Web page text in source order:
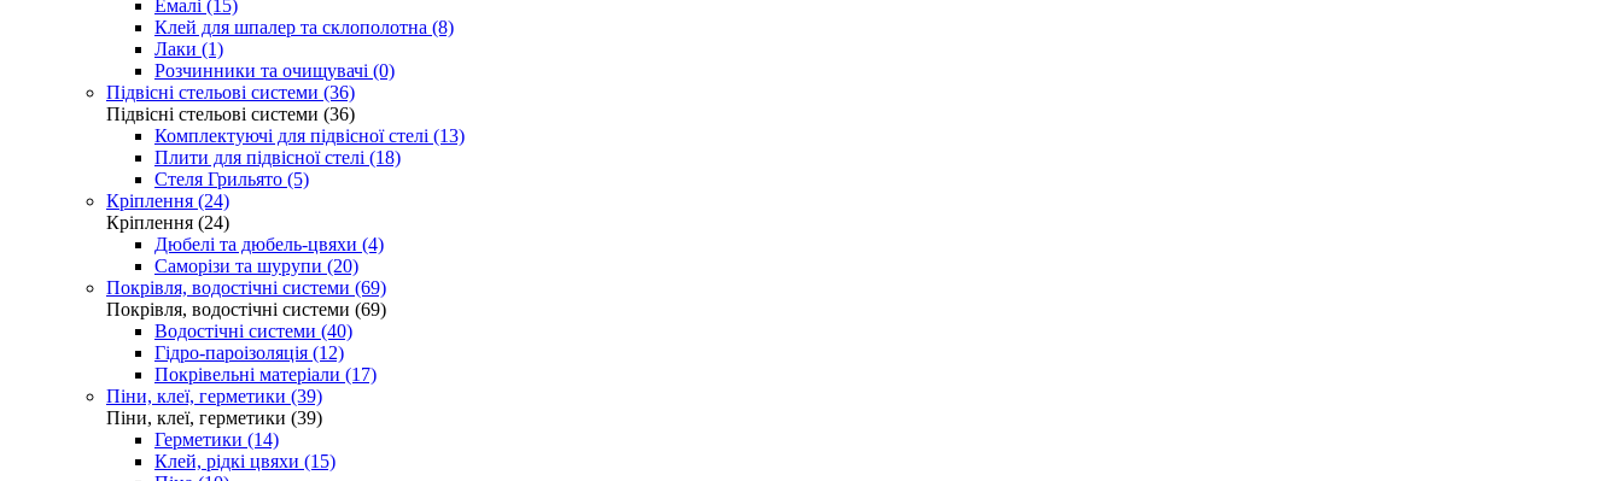
Емалі (15)
Клей для шпалер та склополотна (8)
Лаки (1)
Розчинники та очищувачі (0)
Підвісні стельові системи (36)
Підвісні стельові системи (36)
Комплектуючі для підвісної стелі (13)
Плити для підвісної стелі (18)
Стеля Грильято (5)
Кріплення (24)
Кріплення (24)
Дюбелі та дюбель-цвяхи (4)
Саморізи та шурупи (20)
Покрівля, водостічні системи (69)
Покрівля, водостічні системи (69)
Водостічні системи (40)
Гідро-пароізоляція (12)
Покрівельні матеріали (17)
Піни, клеї, герметики (39)
Піни, клеї, герметики (39)
Герметики (14)
Клей, рідкі цвяхи (15)